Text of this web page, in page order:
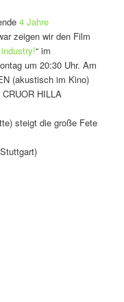
4 Jahre
zeigen wir den Film
“ im
um 20:30 Uhr. Am
(akustisch im Kino)
HILLA
steigt die große Fete